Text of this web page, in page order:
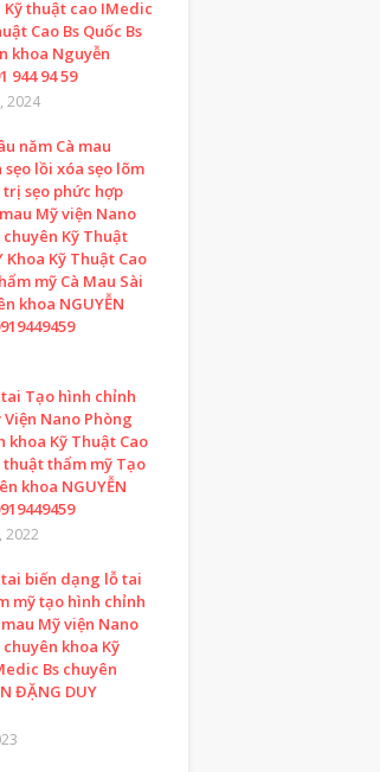
Kỹ thuật cao IMedic
Cao Bs Quốc Bs
khoa Nguyễn
944 94 59
2024
năm Cà mau
lồi xóa sẹo lõm
trị sẹo phức hợp
Mỹ viện Nano
Kỹ Thuật
Khoa Kỹ Thuật Cao
mỹ Cà Mau Sài
khoa NGUYỄN
Tạo hình chỉnh
Nano Phòng
khoa Kỹ Thuật Cao
thuật thẩm mỹ Tạo
khoa NGUYỄN
2022
biến dạng lỗ tai
mỹ tạo hình chỉnh
Mỹ viện Nano
khoa Kỹ
Bs chuyên
ĐẶNG DUY